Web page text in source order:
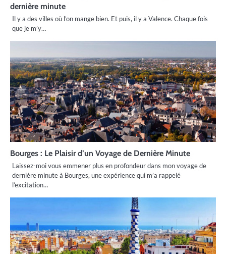
dernière minute
Il y a des villes où l’on mange bien. Et puis, il y a Valence. Chaque fois
que je m’y…
Bourges : Le Plaisir d’un Voyage de Dernière Minute
Laissez-moi vous emmener plus en profondeur dans mon voyage de
dernière minute à Bourges, une expérience qui m’a rappelé
l’excitation…